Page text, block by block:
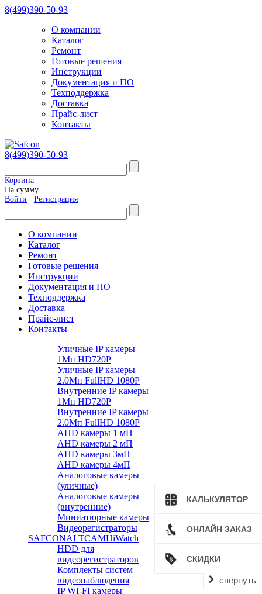
КАЛЬКУЛЯТОР
ОНЛАЙН ЗАКАЗ
СКИДКИ
свернуть
8(499)390-50-93
О компании
Каталог
Ремонт
Готовые решения
Инструкции
Документация и ПО
Техподдержка
Доставка
Прайс-лист
Контакты
8(499)390-50-93
Корзина
На сумму
Войти
Регистрация
О компании
Каталог
Ремонт
Готовые решения
Инструкции
Документация и ПО
Техподдержка
Доставка
Прайс-лист
Контакты
Уличные IP камеры
1Мп HD720P
Уличные IP камеры
2.0Мп FullHD 1080P
Внутренние IP камеры
1Мп HD720P
Внутренние IP камеры
2.0Мп FullHD 1080P
AHD камеры 1 мП
AHD камеры 2 мП
AHD камеры 3мП
AHD камеры 4мП
Аналоговые камеры
(уличные)
Аналоговые камеры
(внутренние)
Миниатюрные камеры
Видеорегистраторы
SAFCONALTCAMHiWatch
HDD для
видеорегистраторов
Комплекты систем
видеонаблюдения
IP WI-FI камеры